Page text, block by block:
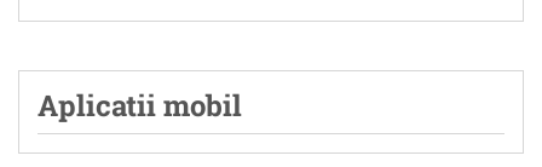
Aplicatii mobil